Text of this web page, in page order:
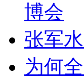
博会
张军
为何